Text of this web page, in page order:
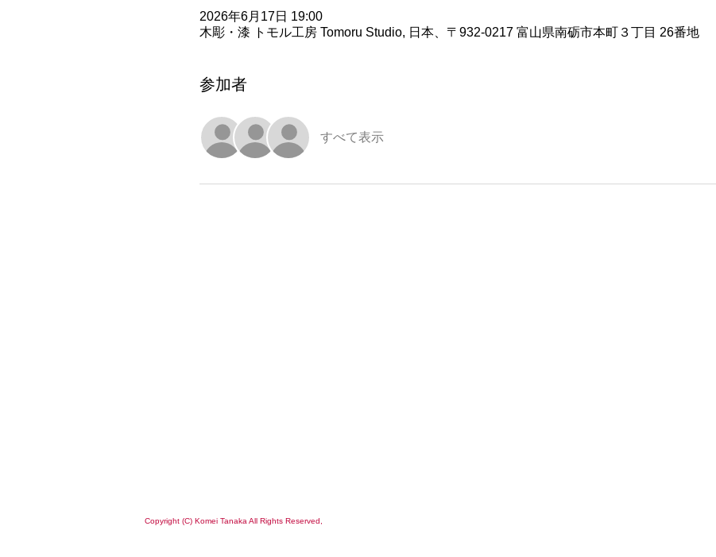
2026年6月17日 19:00
木彫・漆 トモル工房 Tomoru Studio, 日本、〒932-0217 富山県南砺市本町３丁目 26番地
参加者
すべて表示
Copyright (C) Komei Tanaka All Rights Reserved,